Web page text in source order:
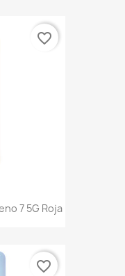
7 5G Roja
favorite_border
favorite_border